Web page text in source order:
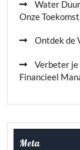
Water
Onze Toekomst
Ontdek de
Verbeter je
Financieel
Meta